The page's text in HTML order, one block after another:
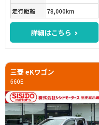
走行距離
78,000km
詳細はこちら
三菱 eKワゴン
660E